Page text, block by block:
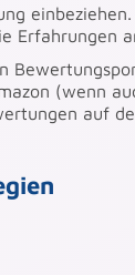
Erfahrungen
(wenn
auf